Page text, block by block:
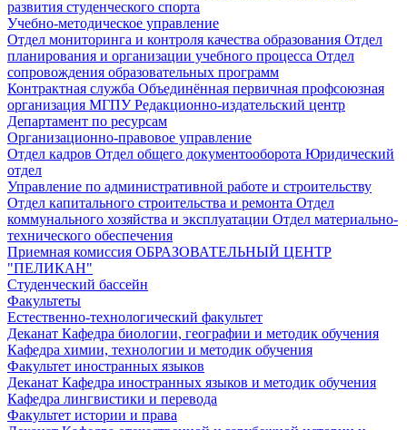
развития студенческого спорта
Учебно-методическое управление
Отдел мониторинга и контроля качества образования Отдел
планирования и организации учебного процесса Отдел
сопровождения образовательных программ
Контрактная служба Объединённая первичная профсоюзная
организация МГПУРедакционно-издательский центр
Департамент по ресурсам
Организационно-правовое управление
Отдел кадров Отдел общего документооборота Юридический
отдел
Управление по административной работе и строительству
Отдел капитального строительства и ремонта Отдел
коммунального хозяйства и эксплуатации Отдел материально-
технического обеспечения
Приемная комиссия ОБРАЗОВАТЕЛЬНЫЙ ЦЕНТР
"ПЕЛИКАН"
Студенческий бассейн
Факультеты
Естественно-технологический факультет
Деканат Кафедра биологии, географии и методик обучения
Кафедра химии, технологии и методик обучения
Факультет иностранных языков
Деканат Кафедра иностранных языков и методик обучения
Кафедра лингвистики и перевода
Факультет истории и права